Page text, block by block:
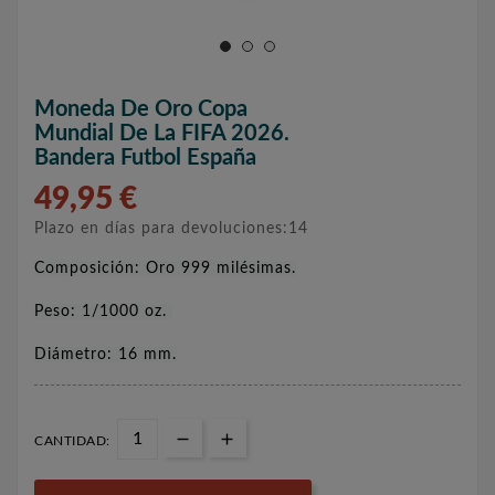
Moneda De Oro Copa
Mundial De La FIFA 2026.
Bandera Futbol España
49,95 €
Plazo en días para devoluciones:14
Composición: Oro 999 milésimas.
Peso: 1/1000 oz.
Diámetro: 16 mm.
CANTIDAD: